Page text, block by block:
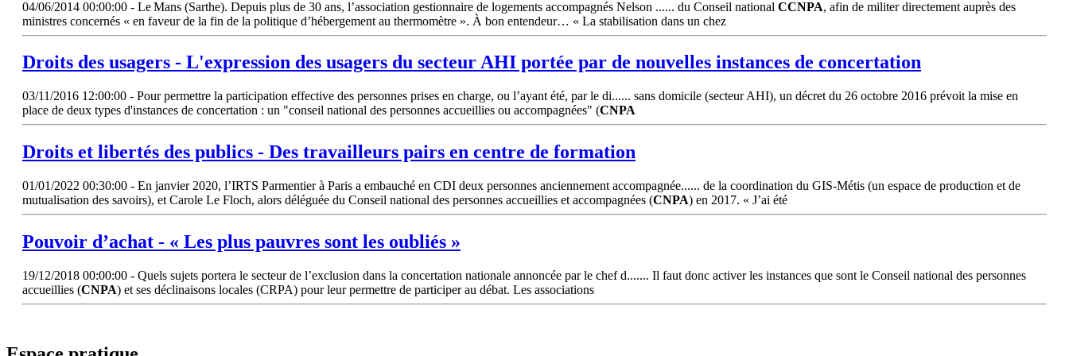
04/06/2014 00:00:00 - Le Mans (Sarthe). Depuis plus de 30 ans, l’association gestionnaire de logements accompagnés Nelson ...... du Conseil national CCNPA, afin de militer directement auprès des
ministres concernés « en faveur de la fin de la politique d’hébergement au thermomètre ». À bon entendeur… « La stabilisation dans un chez
Droits des usagers - L'expression des usagers du secteur AHI portée par de nouvelles instances de concertation
03/11/2016 12:00:00 - Pour permettre la participation effective des personnes prises en charge, ou l’ayant été, par le di...... sans domicile (secteur AHI), un décret du 26 octobre 2016 prévoit la mise en
place de deux types d'instances de concertation : un "conseil national des personnes accueillies ou accompagnées" (CNPA
Droits et libertés des publics - Des travailleurs pairs en centre de formation
01/01/2022 00:30:00 - En janvier 2020, l’IRTS Parmentier à Paris a embauché en CDI deux personnes anciennement accompagnée...... de la coordination du GIS-Métis (un espace de production et de
mutualisation des savoirs), et Carole Le Floch, alors déléguée du Conseil national des personnes accueillies et accompagnées (CNPA) en 2017. « J’ai été
Pouvoir d’achat - « Les plus pauvres sont les oubliés »
19/12/2018 00:00:00 - Quels sujets portera le secteur de l’exclusion dans la concertation nationale annoncée par le chef d....... Il faut donc activer les instances que sont le Conseil national des personnes
accueillies (CNPA) et ses déclinaisons locales (CRPA) pour leur permettre de participer au débat. Les associations